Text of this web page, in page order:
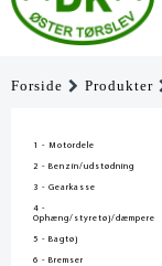
Forside Produkter
1 - Motordele
2 - Benzin/udstødning
3 - Gearkasse
4 -
Ophæng/styretøj/dæmpere
5 - Bagtøj
6 - Bremser